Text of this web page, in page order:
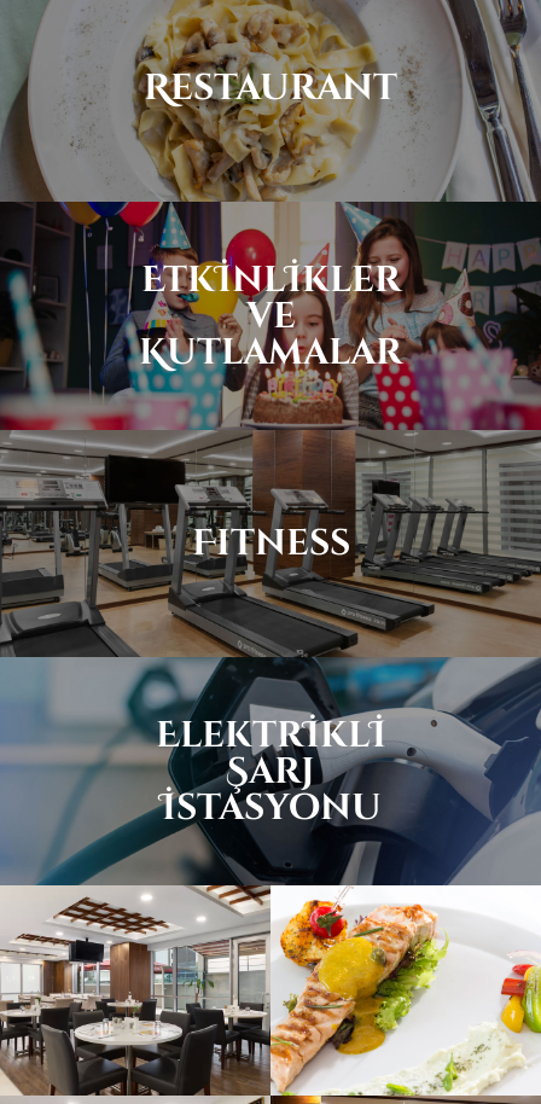
Restaurant
Etkİnlİkler
ve
Kutlamalar
Fitness
Elektrİklİ
Şarj
İstasyonu